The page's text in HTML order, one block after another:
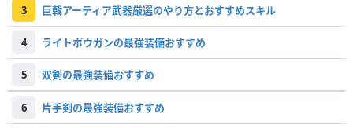
3 巨戟アーティア武器厳選のやり方とおすすめスキル
4 ライトボウガンの最強装備おすすめ
5 双剣の最強装備おすすめ
6 片手剣の最強装備おすすめ